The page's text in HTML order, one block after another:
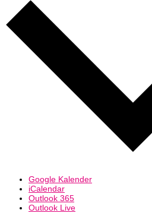
Google Kalender
iCalendar
Outlook 365
Outlook Live